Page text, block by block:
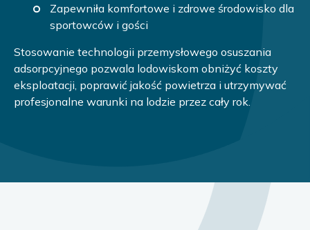
Zapewniła komfortowe i zdrowe środowisko dla
sportowców i gości
Stosowanie technologii przemysłowego osuszania
adsorpcyjnego pozwala lodowiskom obniżyć koszty
eksploatacji, poprawić jakość powietrza i utrzymywać
profesjonalne warunki na lodzie przez cały rok.